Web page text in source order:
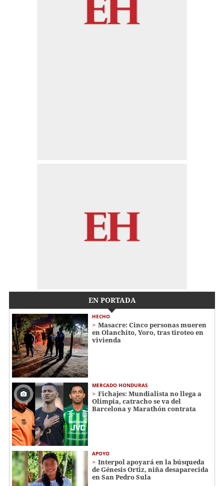
EN PORTADA
HECHO
Masacre: Cinco personas mueren
en Olanchito, Yoro, tras tiroteo en
vivienda
MERCADO HONDURAS
Fichajes: Mundialista no llega a
Olimpia, catracho se va del
Barcelona y Marathón contrata
APOYO
Interpol apoyará en la búsqueda
de Génesis Ortiz, niña desaparecida
en San Pedro Sula